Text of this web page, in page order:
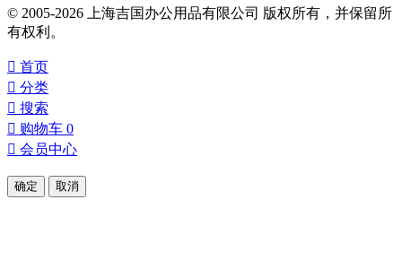
© 2005-2026 上海吉国办公用品有限公司 版权所有，并保留所
有权利。
 首页
 分类
 搜索
 购物车 0
 会员中心
确定 取消